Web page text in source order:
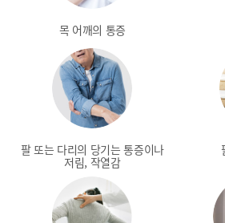
목 어깨의 통증
팔 또는 다리의 당기는통증이나
저림, 작열감